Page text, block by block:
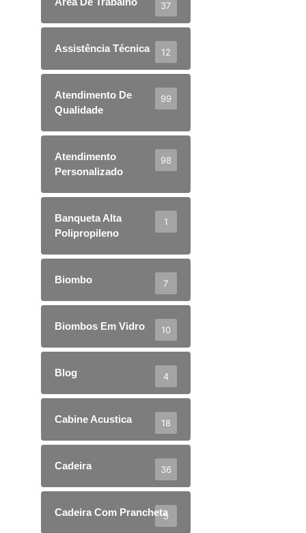
37
Assistência Técnica 12
Atendimento De
Qualidade
99
Atendimento
Personalizado
98
Banqueta Alta
Polipropileno
1
Biombo 7
Biombos Em Vidro 10
Blog 4
Cabine Acustica 18
Cadeira 36
Cadeira Com Prancheta
5